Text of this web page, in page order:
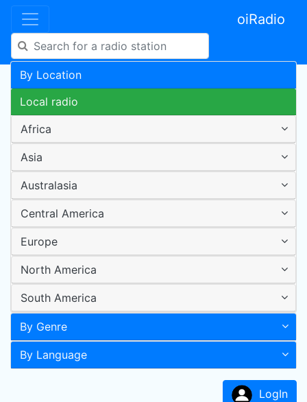
oiRadio
By Location
Local radio
Africa
Asia
Australasia
Central America
Europe
North America
South America
By Genre
By Language
LogIn